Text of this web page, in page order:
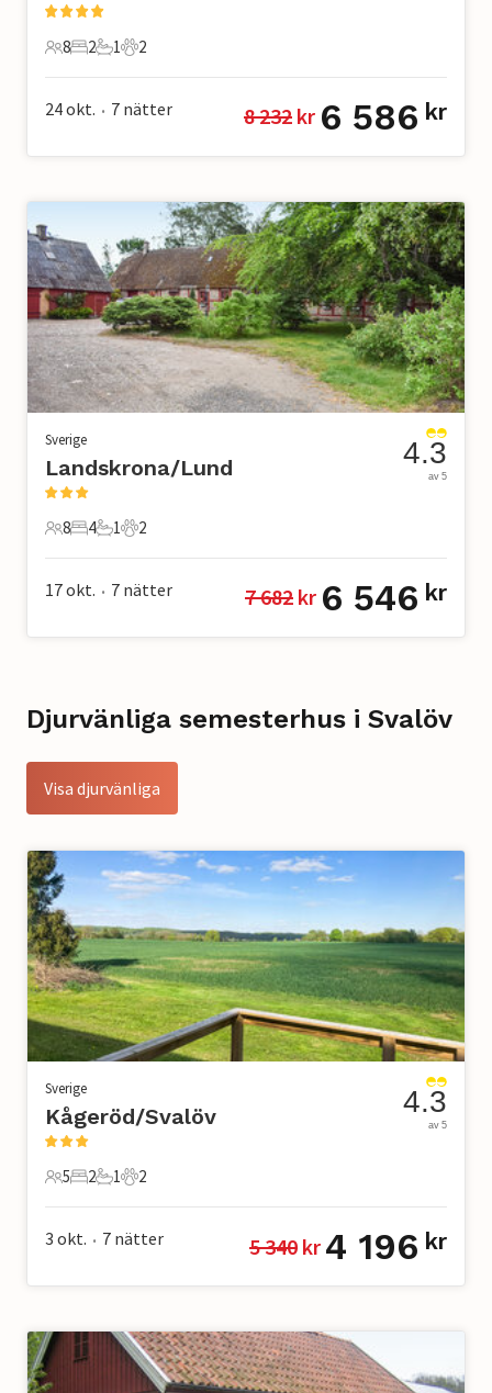
8 Gäster
8
2 Sovrum
2
1 Badrum
1
2 Husdjur
2
24 okt. • 7 nätter 8 232 kr 6 586 kr
Sverige
Landskrona/Lund
8 Gäster
8
4 Sovrum
4
1 Badrum
1
2 Husdjur
2
4.3
av 5
17 okt. • 7 nätter 7 682 kr 6 546 kr
Djurvänliga semesterhus i Svalöv
Visa djurvänliga
Sverige
Kågeröd/Svalöv
5 Gäster
5
2 Sovrum
2
1 Badrum
1
2 Husdjur
2
4.3
av 5
3 okt. • 7 nätter 5 340 kr 4 196 kr